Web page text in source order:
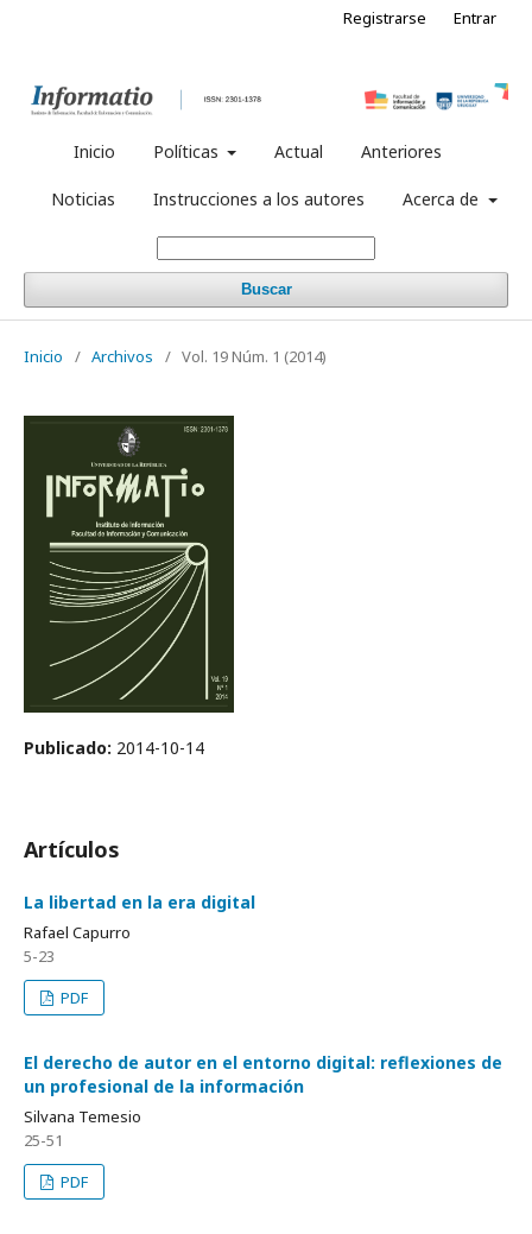
Inicio Políticas Actual Anteriores
Noticias Instrucciones a los autores Acerca de
Buscar
Registrarse Entrar
Inicio / Archivos / Vol. 19 Núm. 1 (2014)
Publicado: 2014-10-14
Artículos
La libertad en la era digital
Rafael Capurro
5-23
PDF
El derecho de autor en el entorno digital: reflexiones de
un profesional de la información
Silvana Temesio
25-51
PDF